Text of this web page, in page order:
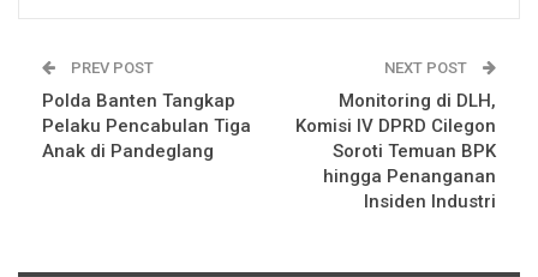
PREV POST
Polda Banten Tangkap
Pelaku Pencabulan Tiga
Anak di Pandeglang
NEXT POST
Monitoring di DLH,
Komisi IV DPRD Cilegon
Soroti Temuan BPK
hingga Penanganan
Insiden Industri